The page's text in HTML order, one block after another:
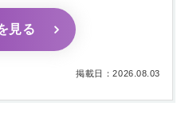
見る
掲載日：2026.08.03